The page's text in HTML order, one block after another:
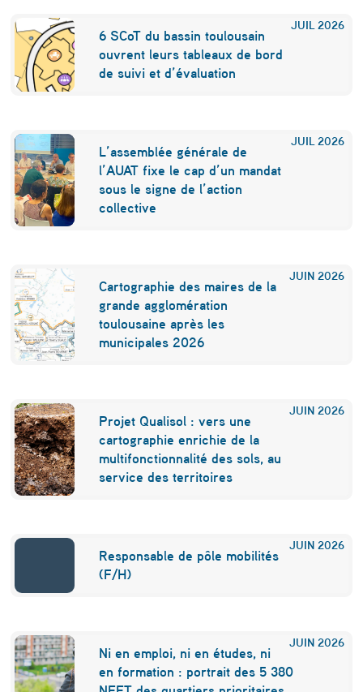
3
2
.
0
0
0
m
2
JUIL 2026
6 SCoT du bassin toulousain
ouvrent leurs tableaux de bord
de suivi et d’évaluation
JUIL 2026
L’assemblée générale de
l’AUAT fixe le cap d’un mandat
sous le signe de l’action
collective
JUIN 2026
Cartographie des maires de la
grande agglomération
toulousaine après les
municipales 2026
JUIN 2026
Projet Qualisol : vers une
cartographie enrichie de la
multifonctionnalité des sols, au
service des territoires
JUIN 2026
Responsable de pôle mobilités
(F/H)
JUIN 2026
Ni en emploi, ni en études, ni
en formation : portrait des 5 380